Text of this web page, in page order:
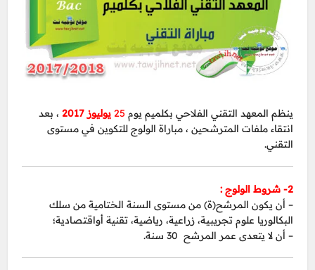
ينظم المعهد التقني الفلاحي بكلميم يوم 25 يوليوز 2017
، بعد
انتقاء ملفات المترشحين ، مباراة الولوج للتكوين في مستوى
التقني.
2- شروط الولوج :
– أن يكون المرشح(ة) من مستوى السنة الختامية من سلك
البكالوريا علوم تجريبية، زراعية، رياضية، تقنية أواقتصادية؛
– أن لا يتعدى عمر المرشح 30 سنة.